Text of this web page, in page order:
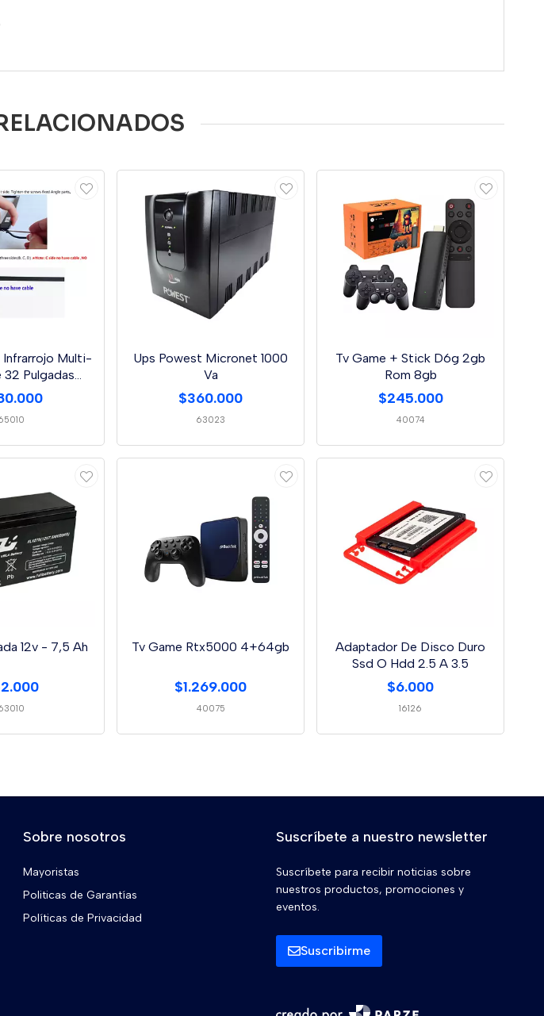
Infrarrojo Multi-
32 Pulgadas
St
Ups Powest Micronet 1000
Va
$360.000
63023
Tv Game + Stick D6g 2gb
Rom 8gb
$245.000
40074
12v - 7,5 Ah Tv Game Rtx5000 4+64gb
$1.269.000
40075
Adaptador De Disco Duro
Ssd O Hdd 2.5 A 3.5
$6.000
16126
Sobre nosotros
Mayoristas
Politicas de Garantías
Políticas de Privacidad
Suscríbete a nuestro newsletter
Suscríbete para recibir noticias sobre
nuestros productos, promociones y
eventos.
Suscribirme